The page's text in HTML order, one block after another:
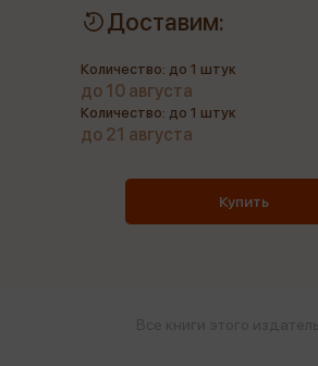
Доставим:
Количество: до 1 штук
до 10 августа
Количество: до 1 штук
до 21 августа
Купить